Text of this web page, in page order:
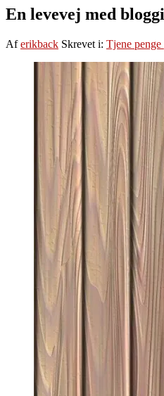
En levevej med
Aferikback Skrevet i: Tjene